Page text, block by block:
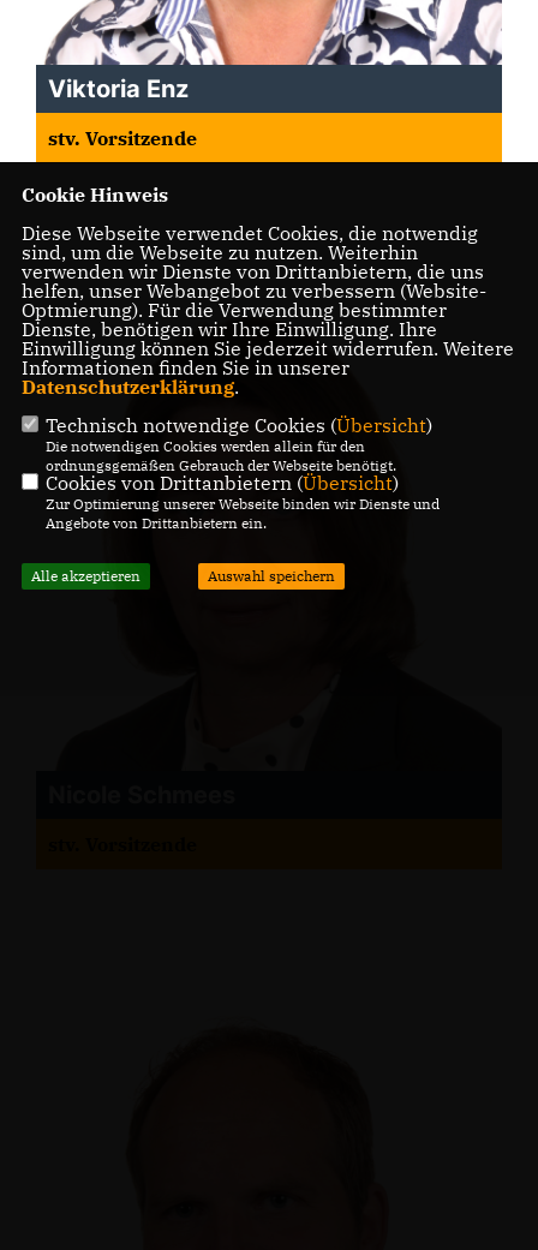
Viktoria Enz
stv. Vorsitzende
Cookie Hinweis
Diese Webseite verwendet Cookies, die notwendig
sind, um die Webseite zu nutzen. Weiterhin
verwenden wir Dienste von Drittanbietern, die uns
helfen, unser Webangebot zu verbessern (Website-
Optmierung). Für die Verwendung bestimmter
Dienste, benötigen wir Ihre Einwilligung. Ihre
Einwilligung können Sie jederzeit widerrufen. Weitere
Informationen finden Sie in unserer
Datenschutzerklärung.
Technisch notwendige Cookies (Übersicht)
Die notwendigen Cookies werden allein für den
ordnungsgemäßen Gebrauch der Webseite benötigt.
Cookies von Drittanbietern (Übersicht)
Zur Optimierung unserer Webseite binden wir Dienste und
Angebote von Drittanbietern ein.
Alle akzeptieren Auswahl speichern